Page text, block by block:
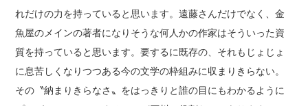
れだけの力を持っていると思います。遠藤さんだけでなく、金
魚屋のメインの著者になりそうな何人かの作家はそういった資
質を持っていると思います。要するに既存の、それもじょじょ
に息苦しくなりつつある今の文学の枠組みに収まりきらない。
その〝納まりきらなさ〟をはっきりと誰の目にもわかるように